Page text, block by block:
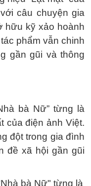
câu chuyện gia
hữu kỹ xảo hoành
phẩm vẫn chinh
gần gũi và thông
bà Nữ” từng là
của điện ảnh Việt.
đột trong gia đình
đề xã hội gần gũi